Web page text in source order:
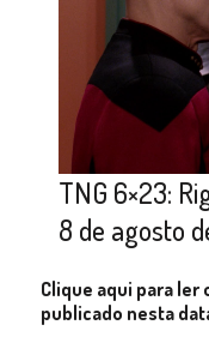
TNG 6×23:
8 de agosto
Clique aqui para ler
publicado nesta